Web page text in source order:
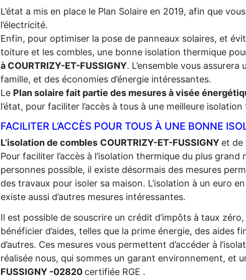
L’état a mis en place le Plan Solaire en 2019, afin que
l’électricité.
Enfin, pour optimiser la pose de panneaux solaires, et
toiture et les combles, une bonne isolation thermique
à COURTRIZY-ET-FUSSIGNY. L’ensemble vous
famille, et des économies d’énergie intéressantes.
Le Plan solaire fait partie des mesures à visée
l’état, pour faciliter l’accès à tous à une meilleure
FACILITER L’ACCÈS POUR TOUS À UNE BONNE
L’isolation de combles COURTRIZY-ET-FUSSIGNY et de
Pour faciliter l’accès à l’isolation thermique du plus grand
personnes possible, il existe désormais des mesures
des travaux pour isoler sa maison. L’isolation à un euro
existe aussi d’autres mesures intéressantes.
Il est possible de souscrire un crédit d’impôts à taux zéro,
bénéficier d’aides, telles que la prime énergie, des aides
d’autres. Ces mesures vous permettent d’accéder à
réalisée nous, qui sommes un garant environnement, et
FUSSIGNY -02820 certifiée RGE .